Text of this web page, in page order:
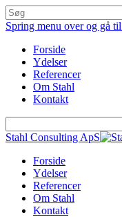
Spring menu over og gå
Forside
Ydelser
Referencer
Om Stahl
Kontakt
Stahl Consulting ApS
Forside
Ydelser
Referencer
Om Stahl
Kontakt